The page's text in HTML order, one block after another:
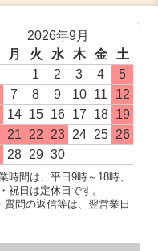
2026年9月
月 火 水 木 金
土
1
2 3 4
5
7 8 9 10 11
12
14 15 16 17 18 19
21 22 23 24 25 26
28 29 30
時間は、平日9時～18時、
祝日は定休日です。
質問の返信等は、翌営業日